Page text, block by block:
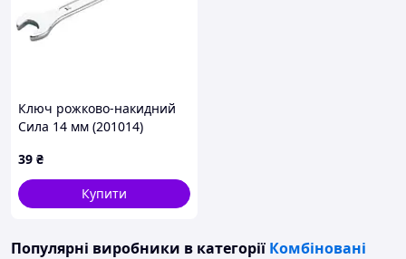
Ключ рожково-накидний
Сила 14 мм (201014)
39 ₴
Купити
Популярні виробники в категорії Комбіновані